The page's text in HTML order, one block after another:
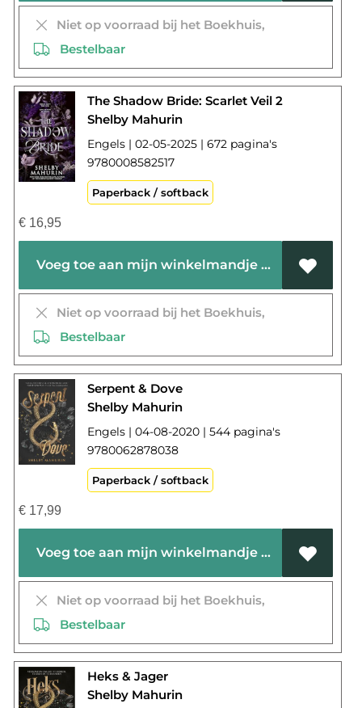
Niet op voorraad bij het Boekhuis,
Bestelbaar
The Shadow Bride: Scarlet Veil 2
Shelby Mahurin
Engels | 02-05-2025 | 672 pagina's
9780008582517
Paperback / softback
€16,95
Voeg toe aan mijn winkelmandje
Niet op voorraad bij het Boekhuis,
Bestelbaar
Serpent & Dove
Shelby Mahurin
Engels | 04-08-2020 | 544 pagina's
9780062878038
Paperback / softback
€17,99
Voeg toe aan mijn winkelmandje
Niet op voorraad bij het Boekhuis,
Bestelbaar
Heks & Jager
Shelby Mahurin